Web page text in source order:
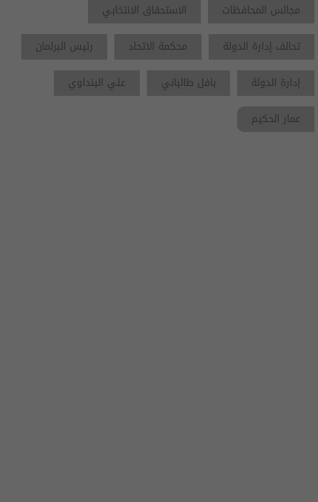
مجالس المحافظات
الاستحقاق الانتخابي
تحالف إدارة الدولة
محكمة الاتحاد
رئيس البرلمان
إدارة الدولة
بافل طالباني
علي البنداوي
عمار الحكيم